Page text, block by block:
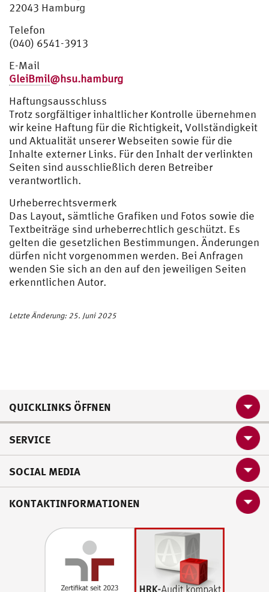
22043 Hamburg
Telefon
(040) 6541-3913
E-Mail
GleiBmil@hsu.hamburg
Haftungsausschluss
Trotz sorgfältiger inhaltlicher Kontrolle übernehmen
wir keine Haftung für die Richtigkeit, Vollständigkeit
und Aktualität unserer Webseiten sowie für die
Inhalte externer Links. Für den Inhalt der verlinkten
Seiten sind ausschließlich deren Betreiber
verantwortlich.
Urheberrechtsvermerk
Das Layout, sämtliche Grafiken und Fotos sowie die
Textbeiträge sind urheberrechtlich geschützt. Es
gelten die gesetzlichen Bestimmungen. Änderungen
dürfen nicht vorgenommen werden. Bei Anfragen
wenden Sie sich an den auf den jeweiligen Seiten
erkenntlichen Autor.
Letzte Änderung: 25. Juni 2025
QUICKLINKS ÖFFNEN
SERVICE
SOCIAL MEDIA
KONTAKTINFORMATIONEN